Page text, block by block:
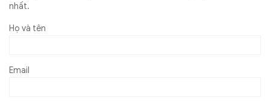
nhất.
Họ và tên
Email